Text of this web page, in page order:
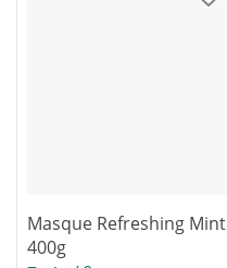
Masque Refreshing Mint
400g